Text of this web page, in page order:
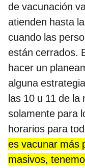
de vacunación
atienden hasta
cuando las
están cerrados.
hacer un
alguna
las 10 u 11 de la
solamente para
horarios para
es vacunar más
masivos,